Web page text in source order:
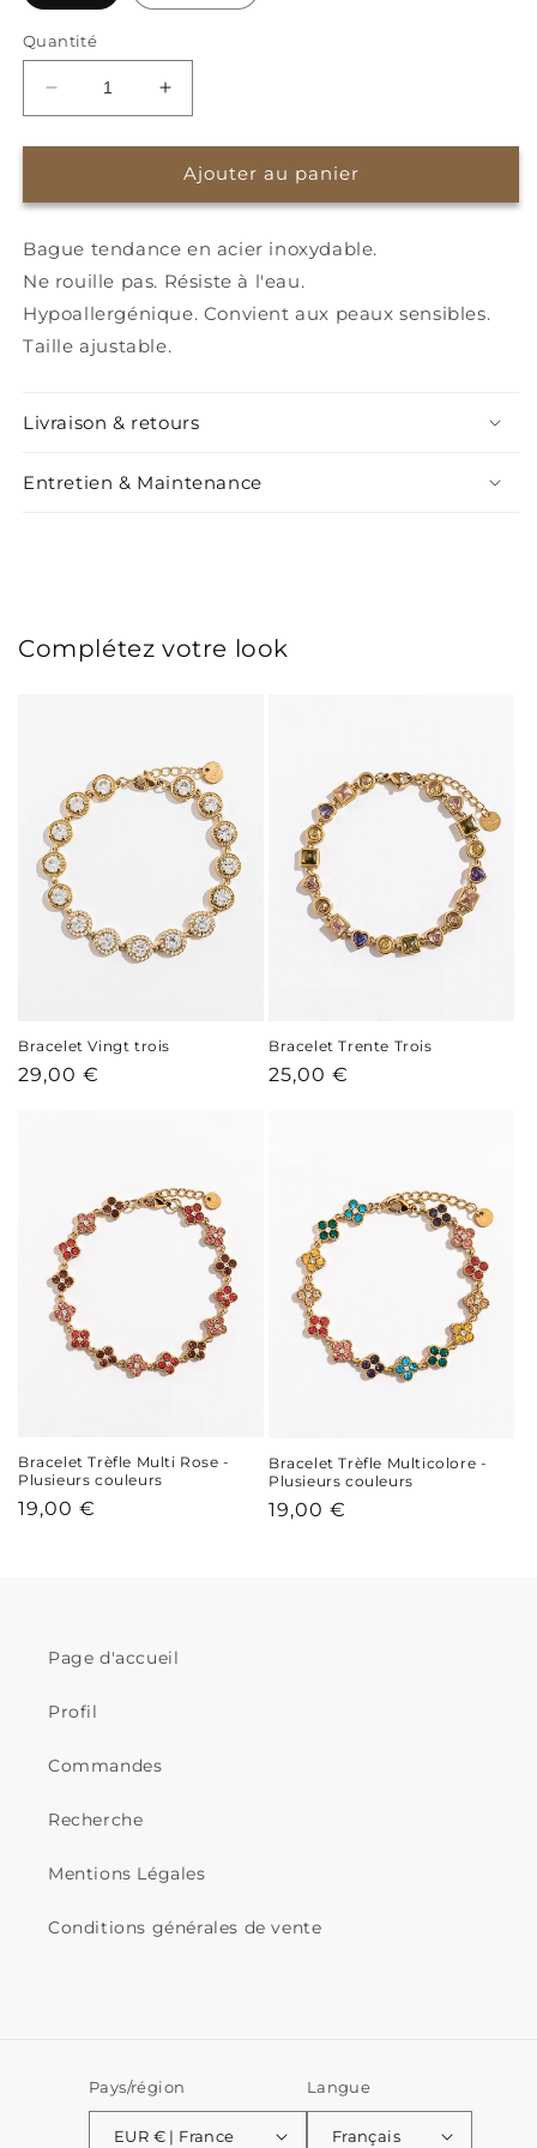
Quantité
Réduire
la
quantité
Bague
Augmenter
la
quantité
de
Bague
Ajouter au panier
Bague tendance en acier inoxydable.
Ne rouille pas. Résiste à l'eau.
Hypoallergénique. Convient aux peaux sensibles.
Taille ajustable.
Livraison & retours
Entretien & Maintenance
Complétez votre look
Bracelet Vingt trois
Prix
29,00 €
Bracelet Trente Trois
Prix
25,00 €
Bracelet Trèfle Multi Rose -
Plusieurs couleurs
Prix
19,00 €
Bracelet Trèfle Multicolore -
Plusieurs couleurs
Prix
19,00 €
Page d'accueil
Profil
Commandes
Recherche
Mentions Légales
Conditions générales de vente
Pays/région
EUR € | France
Langue
Français